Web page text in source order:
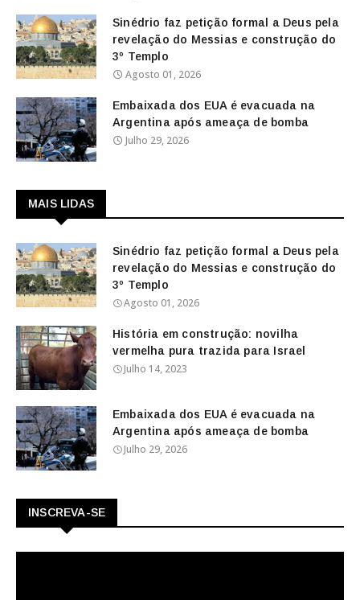
Sinédrio faz petição formal a Deus pela
revelação do Messias e construção do
3º Templo
Agosto 01, 2026
Embaixada dos EUA é evacuada na
Argentina após ameaça de bomba
Julho 29, 2026
MAIS LIDAS
Sinédrio faz petição formal a Deus pela
revelação do Messias e construção do
3º Templo
Agosto 01, 2026
História em construção: novilha
vermelha pura trazida para Israel
Julho 14, 2023
Embaixada dos EUA é evacuada na
Argentina após ameaça de bomba
Julho 29, 2026
INSCREVA-SE